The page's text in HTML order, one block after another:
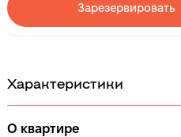
Зарезервировать
Характеристики
О квартире